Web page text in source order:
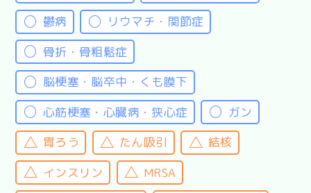
鬱病
リウマチ・関節症
骨折・骨粗鬆症
脳梗塞・脳卒中・くも膜下
心筋梗塞・心臓病・狭心症
ガン
胃ろう
たん吸引
結核
インスリン
MRSA